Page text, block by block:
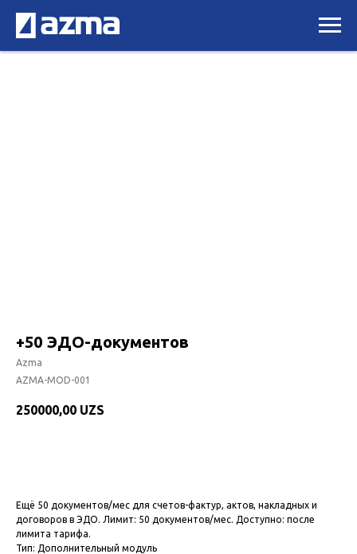
+50 ЭДО-документов
Azma
AZMA-MOD-001
250000,00 UZS
Ещё 50 документов/мес для счетов-фактур, актов, накладных и
договоров в ЭДО. Лимит: 50 документов/мес. Доступно: после
лимита тарифа.
Тип: Дополнительный модуль